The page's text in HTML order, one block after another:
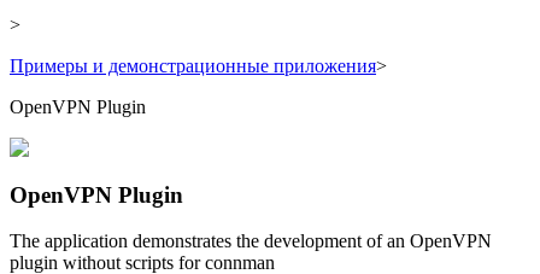
>
Примеры и демонстрационные приложения>
OpenVPN Plugin
OpenVPN Plugin
The application demonstrates the development of an OpenVPN
plugin without scripts for connman